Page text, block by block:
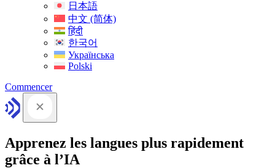
日本語
中文 (简体)
हिंदी
한국어
Українська
Polski
Commencer
Apprenez les langues plus rapidement
grâce à l’IA